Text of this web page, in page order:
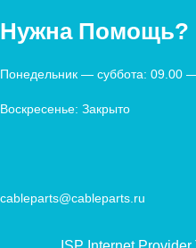
Нужна Помощь?
Понедельник — суббота: 09.00
Воскресенье: Закрыто
cableparts@cableparts.ru